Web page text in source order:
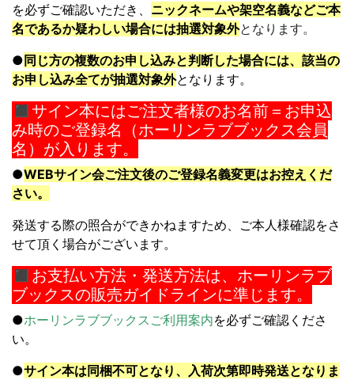
を必ずご確認いただき、 ニックネームや架空名義などご本
名であるか疑わしい場合には抽選対象外となります。
●同じ方の複数のお申し込みと判断した場合には、 該当の
お申し込み全てが抽選対象外となります。
◼︎サイン本にはご注文者様のお名前＝お申込
み時のご登録名（ホーリンラブブックス会員
名）が入ります。
●WEBサイン会ご注文後のご登録名義変更はお控えくだ
さい。
発送する際の照合ができかねますため、 ご本人様確認をさ
せて頂く場合がございます。
◼︎ お支払い方法・発送方法は、ホーリンラブ
ブックスの販売ガイドラインに準じます。
●ホーリンラブブックスご利用案内を必ずご確認くださ
い。
●サイン本は同梱不可となり、入荷次第即時発送となりま